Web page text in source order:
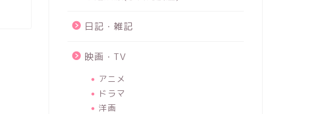
日記・雑記
映画・TV
アニメ
ドラマ
洋画